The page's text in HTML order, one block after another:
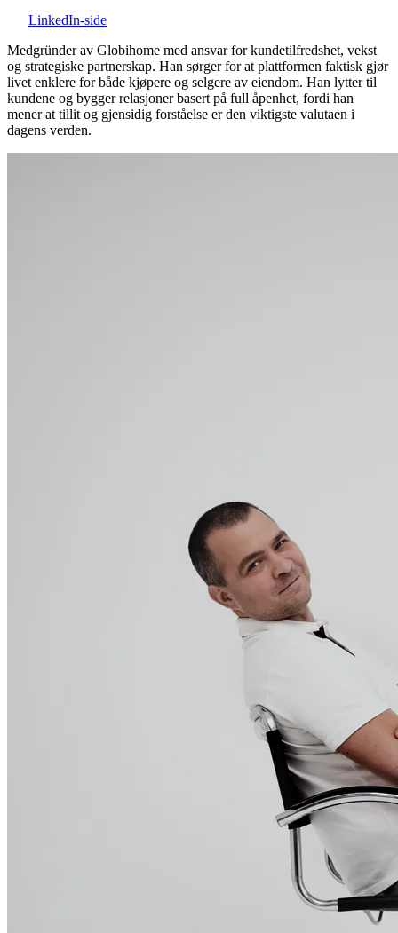
LinkedIn-side
Medgründer av Globihome med ansvar for kundetilfredshet, vekst
og strategiske partnerskap. Han sørger for at plattformen faktisk gjør
livet enklere for både kjøpere og selgere av eiendom. Han lytter til
kundene og bygger relasjoner basert på full åpenhet, fordi han
mener at tillit og gjensidig forståelse er den viktigste valutaen i
dagens verden.